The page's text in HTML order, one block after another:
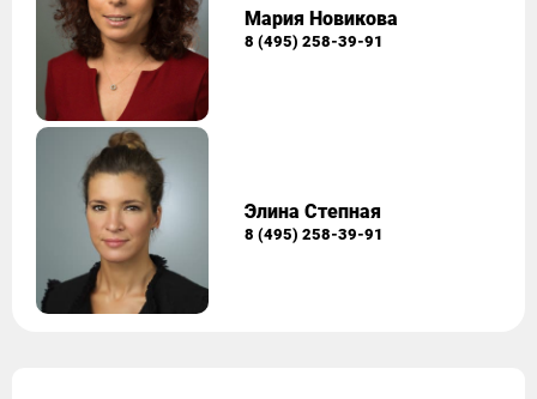
Мария Новикова
8 (495) 258-39-91
Элина Степная
8 (495) 258-39-91